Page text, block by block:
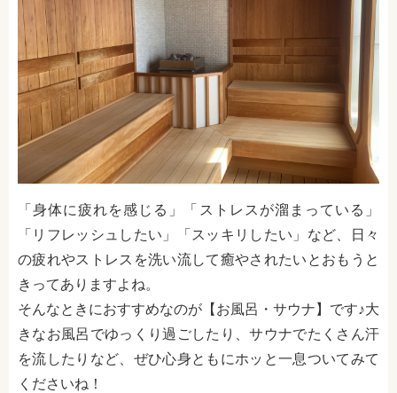
生活
「身体に疲れを感じる」「ストレスが溜まっている」
「リフレッシュしたい」「スッキリしたい」など、日々
の疲れやストレスを洗い流して癒やされたいとおもうと
きってありますよね。
そんなときにおすすめなのが【お風呂・サウナ】です♪大
きなお風呂でゆっくり過ごしたり、サウナでたくさん汗
を流したりなど、ぜひ心身ともにホッと一息ついてみて
くださいね！